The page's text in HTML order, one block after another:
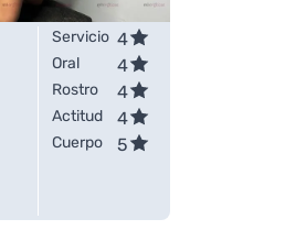
Servicio 4
Oral 4
Rostro 4
Actitud 4
Cuerpo 5